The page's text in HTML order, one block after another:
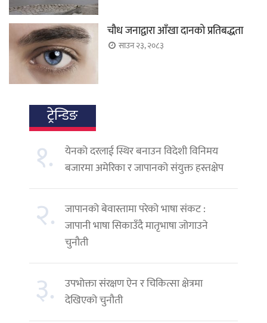
चौध जनाद्वारा आँखा दानको प्रतिबद्धता
साउन २३, २०८३
ट्रेन्डिङ
१.
येनको दरलाई स्थिर बनाउन विदेशी विनिमय
बजारमा अमेरिका र जापानको संयुक्त हस्तक्षेप
२. जापानको बेवास्तामा परेको भाषा संकट :
जापानी भाषा सिकाउँदै मातृभाषा जोगाउने
चुनौती
३.
उपभोक्ता संरक्षण ऐन र चिकित्सा क्षेत्रमा
देखिएको चुनौती